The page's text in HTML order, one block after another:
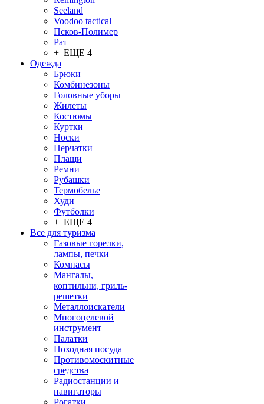
Seeland
Voodoo tactical
Псков-Полимер
Рат
+ ЕЩЕ 4
Одежда
Брюки
Комбинезоны
Головные уборы
Жилеты
Костюмы
Куртки
Носки
Перчатки
Плащи
Ремни
Рубашки
Термобелье
Худи
Футболки
+ ЕЩЕ 4
Все для туризма
Газовые горелки,
лампы, печки
Компасы
Мангалы,
коптильни, гриль-
решетки
Металлоискатели
Многоцелевой
инструмент
Палатки
Походная посуда
Противомоскитные
средства
Радиостанции и
навигаторы
Рогатки